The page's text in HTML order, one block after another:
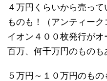
４万円くらいから売っ
ものも！（アンティー
イオン４００枚発行が
百万、何千万円のものも
５万円～１０万円のも